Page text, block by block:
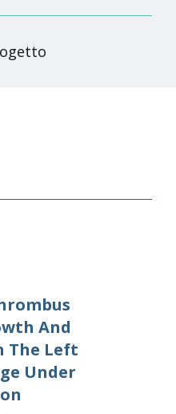
And
The Left
Under